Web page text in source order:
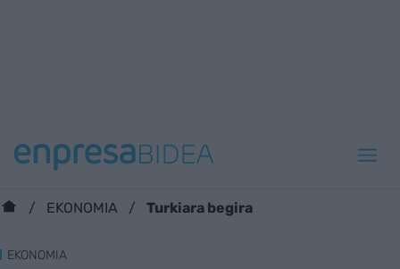
EKONOMIA Turkiara begira
EKONOMIA